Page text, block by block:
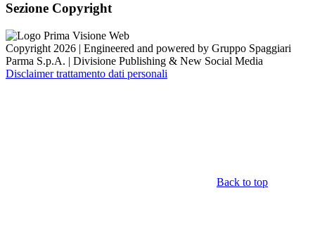
Sezione Copyright
Copyright 2026 | Engineered and powered by Gruppo Spaggiari
Parma S.p.A. | Divisione Publishing & New Social Media
Disclaimer trattamento dati personali
Back to top